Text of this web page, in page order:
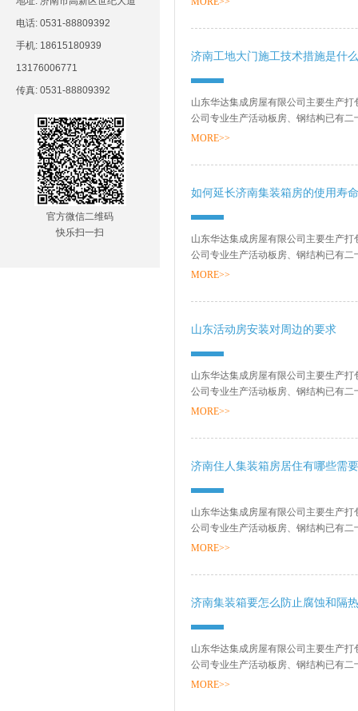
电话: 0531-88809392
手机: 18615180939
13176006771
传真: 0531-88809392
官方微信二维码
快乐扫一扫
济南工地大门施工技术措施是什
山东华达集成房屋有限公司主要生产
公司专业生产活动板房、钢结构已有
销售网络、售后服务等方面打下了坚实
MORE>>
如何延长济南集装箱房的使用寿命
山东华达集成房屋有限公司主要生产
公司专业生产活动板房、钢结构已有
销售网络、售后服务等方面打下了坚实
MORE>>
山东活动房安装对周边的要求
山东华达集成房屋有限公司主要生产
公司专业生产活动板房、钢结构已有
销售网络、售后服务等方面打下了坚实
MORE>>
济南住人集装箱房居住有哪些需
山东华达集成房屋有限公司主要生产
公司专业生产活动板房、钢结构已有
销售网络、售后服务等方面打下了坚实
MORE>>
济南集装箱要怎么防止腐蚀和隔
山东华达集成房屋有限公司主要生产
公司专业生产活动板房、钢结构已有
销售网络、售后服务等方面打下了坚实
MORE>>